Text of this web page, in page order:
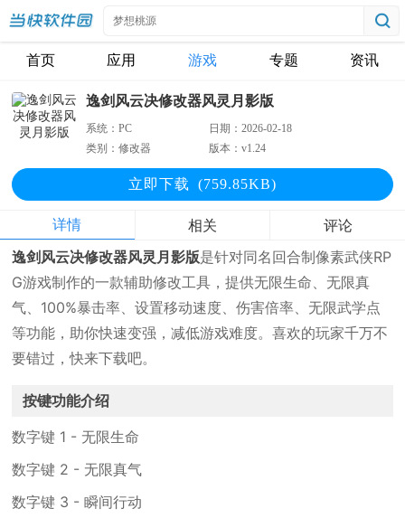
首页 应用 游戏 专题 资讯
逸剑风云决修改器风灵月影版
系统：PC 日期：2026-02-18
类别：修改器 版本：v1.24
立即下载 (759.85KB)
详情 相关 评论
逸剑风云决修改器风灵月影版是针对同名回合制像素武侠RP
G游戏制作的一款辅助修改工具，提供无限生命、无限真
气、100%暴击率、设置移动速度、伤害倍率、无限武学点
等功能，助你快速变强，减低游戏难度。喜欢的玩家千万不
要错过，快来下载吧。
按键功能介绍
数字键 1 - 无限生命
数字键 2 - 无限真气
数字键 3 - 瞬间行动